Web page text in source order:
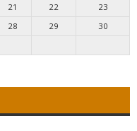
21 22
23
28 29
30